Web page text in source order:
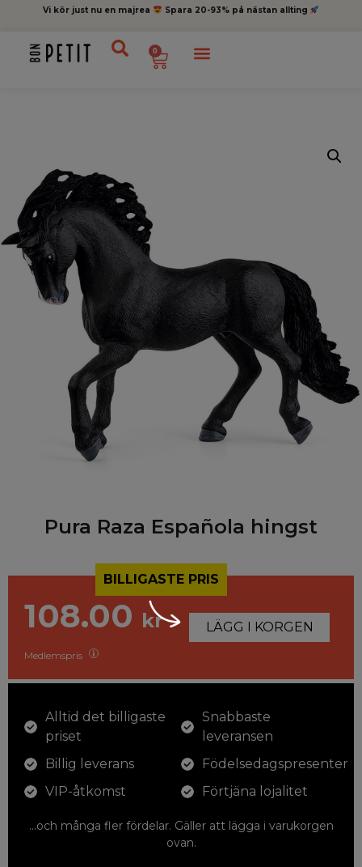
Vi kör just nu en majrea Spara 20-93% på nästan allting
0
Pura Raza Española hingst
BILLIGASTE PRIS
108.00 kr
Medlemspris
LÄGG I KORGEN
Alltid det billigaste
priset
Billig leverans
VIP-åtkomst
Snabbaste
leveransen
Födelsedagspresenter
Förtjäna lojalitet
...och många fler fördelar. Gäller att lägga i varukorgen
ovan.